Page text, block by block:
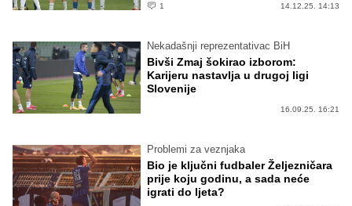
1 14.12.25. 14:13
Nekadašnji reprezentativac BiH
Bivši Zmaj šokirao izborom:
Karijeru nastavlja u drugoj ligi
Slovenije
16.09.25. 16:21
Problemi za veznjaka
Bio je ključni fudbaler Željezničara
prije koju godinu, a sada neće
igrati do ljeta?